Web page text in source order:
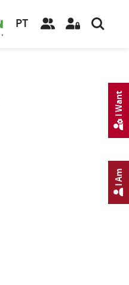
PT
I Am
I Want